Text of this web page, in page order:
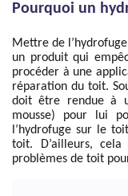
Pourquoi un
Mettre de
un produit qui
procéder à une
réparation du toit.
doit être rendue à
mousse) pour lui
l’hydrofuge sur le
toit. D’ailleurs,
problèmes de toit